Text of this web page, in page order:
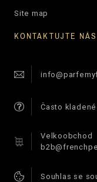
Site map
KONTAKTUJTE NÁS
Často
Velkoobchod
Souhlas se